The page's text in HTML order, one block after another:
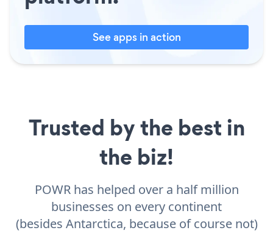
See apps in action
Trusted by the best in
the biz!
POWR has helped over a half million
businesses on every continent
(besides Antarctica, because of course not)